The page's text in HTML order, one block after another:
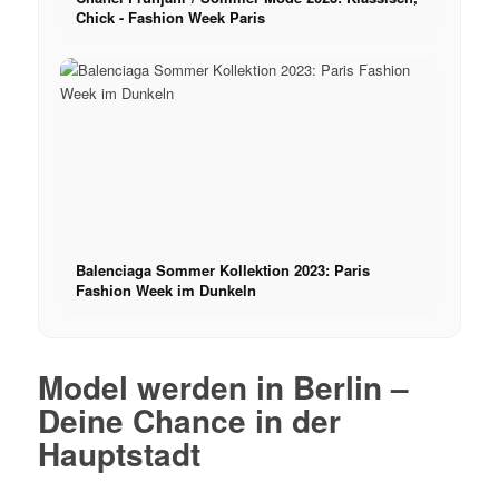
Chick - Fashion Week Paris
Balenciaga Sommer Kollektion 2023: Paris
Fashion Week im Dunkeln
Model werden in Berlin –
Deine Chance in der
Hauptstadt